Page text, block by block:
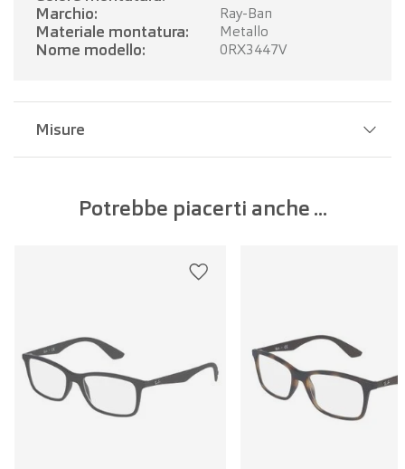
Marchio: Ray-Ban
Materiale montatura: Metallo
Nome modello: 0RX3447V
Misure
Larghezza della lente: 47 mm
Lunghezza dell'asta:
Potrebbe piacerti anche ...